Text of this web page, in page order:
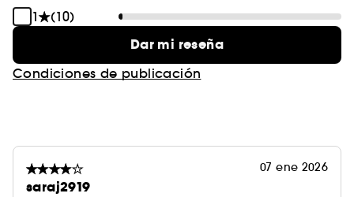
1 (10)
Dar mi reseña
Condiciones de publicación
07 ene 2026
saraj2919